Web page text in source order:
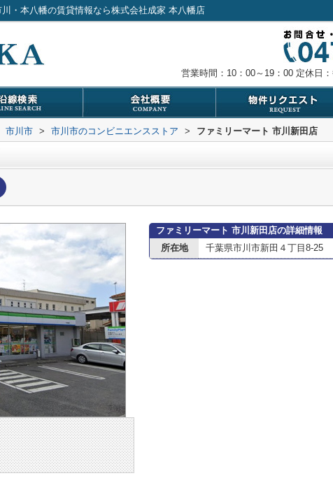
・本八幡の賃貸情報なら株式会社成家 本八幡店
営業時間：10：00～19：00 定休日
市川市 > 市川市のコンビニエンスストア > ファミリーマート 市川新田店
ファミリーマート 市川新田店の詳細情報
所在地
千葉県市川市新田４丁目8-25